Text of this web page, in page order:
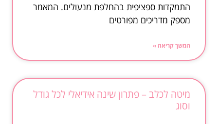
התמקדות ספציפית בהחלפת מנעולים. המאמר
מספק מדריכים מפורטים
המשך קריאה »
מיטה לכלב – פתרון שינה אידיאלי לכל גודל
וסוג